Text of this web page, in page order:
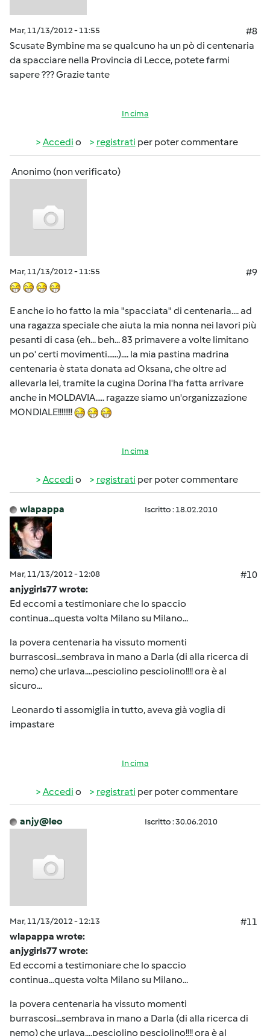
Mar, 11/13/2012 - 11:55
#8
Scusate Bymbine ma se qualcuno ha un pò di centenaria
da spacciare nella Provincia di Lecce, potete farmi
sapere ??? Grazie tante
In cima
Accedi o registrati per poter commentare
Anonimo (non verificato)
Mar, 11/13/2012 - 11:55 #9
E anche io ho fatto la mia "spacciata" di centenaria.... ad
una ragazza speciale che aiuta la mia nonna nei lavori più
pesanti di casa (eh... beh... 83 primavere a volte limitano
un po' certi movimenti......).... la mia pastina madrina
centenaria è stata donata ad Oksana, che oltre ad
allevarla lei, tramite la cugina Dorina l'ha fatta arrivare
anche in MOLDAVIA..... ragazze siamo un'organizzazione
MONDIALE!!!!!!!!
In cima
Accedi o registrati per poter commentare
wlapappa Iscritto : 18.02.2010
Mar, 11/13/2012 - 12:08
#10
anjygirls77 wrote:
Ed eccomi a testimoniare che lo spaccio
continua...questa volta Milano su Milano...
la povera centenaria ha vissuto momenti
burrascosi...sembrava in mano a Darla (di alla ricerca di
nemo) che urlava....pesciolino pesciolino!!!! ora è al
sicuro...
Leonardo ti assomiglia in tutto, aveva già voglia di
impastare
In cima
Accedi o registrati per poter commentare
anjy@leo Iscritto : 30.06.2010
Mar, 11/13/2012 - 12:13
#11
wlapappa wrote:
anjygirls77 wrote:
Ed eccomi a testimoniare che lo spaccio
continua...questa volta Milano su Milano...
la povera centenaria ha vissuto momenti
burrascosi...sembrava in mano a Darla (di alla ricerca di
nemo) che urlava....pesciolino pesciolino!!!! ora è al